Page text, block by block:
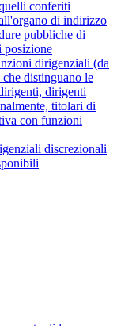
conferiti
di indirizzo
pubbliche di
posizione
dirigenziali (da
distinguano le
dirigenti
titolari di
con funzioni
discrezionali